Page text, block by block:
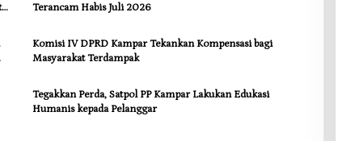
Terancam Habis Juli 2026
Komisi IV DPRD Kampar Tekankan Kompensasi bagi
Masyarakat Terdampak
Tegakkan Perda, Satpol PP Kampar Lakukan Edukasi
Humanis kepada Pelanggar